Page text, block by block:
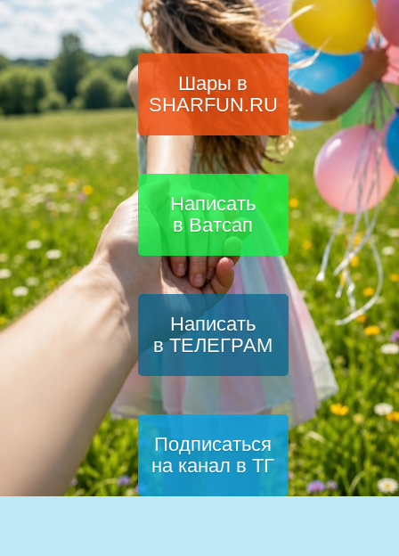
Шары в
SHARFUN.RU
Написать
в Ватсап
Написать
в ТЕЛЕГРАМ
Подписаться
на канал в ТГ